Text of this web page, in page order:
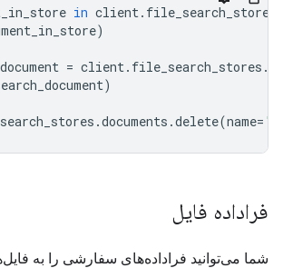
in client. file_search_stores
)
= client. file_search_stores .
)
.documents .delete(name=
فراداده فایل
شما می‌توانید فراداده‌های سفارشی را به